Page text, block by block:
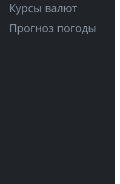
Курсы валют
Прогноз погоды